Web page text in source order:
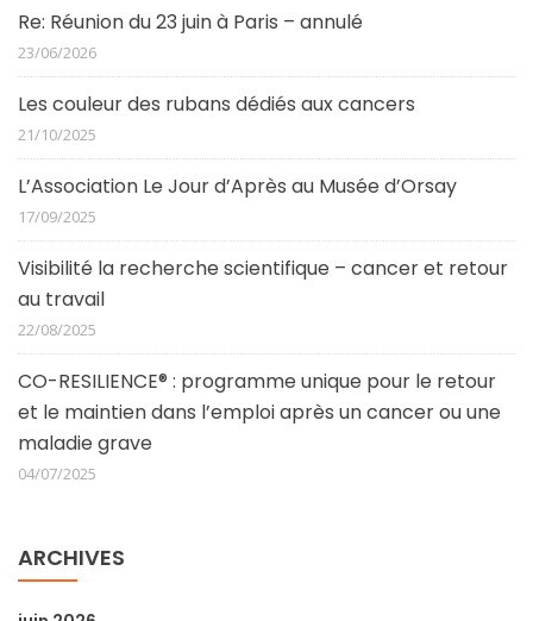
Re: Réunion du 23 juin à Paris – annulé
23/06/2026
Les couleur des rubans dédiés aux cancers
21/10/2025
L’Association Le Jour d’Après au Musée d’Orsay
17/09/2025
Visibilité la recherche scientifique – cancer et retour
au travail
22/08/2025
CO-RESILIENCE® : programme unique pour le retour
et le maintien dans l’emploi après un cancer ou une
maladie grave
04/07/2025
ARCHIVES